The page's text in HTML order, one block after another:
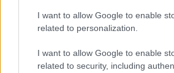
I want to allow Google to enable
related to personalization.
I want to allow Google to enable
related to security, including
PIÙ LETTI